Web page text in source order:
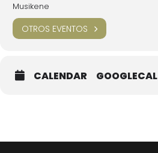
Musikene
OTROS EVENTOS
CALENDAR GOOGLECAL